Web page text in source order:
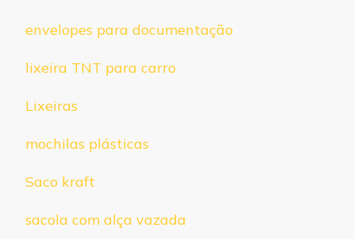
envelopes para documentação
lixeira TNT para carro
Lixeiras
mochilas plásticas
Saco kraft
sacola com alça vazada